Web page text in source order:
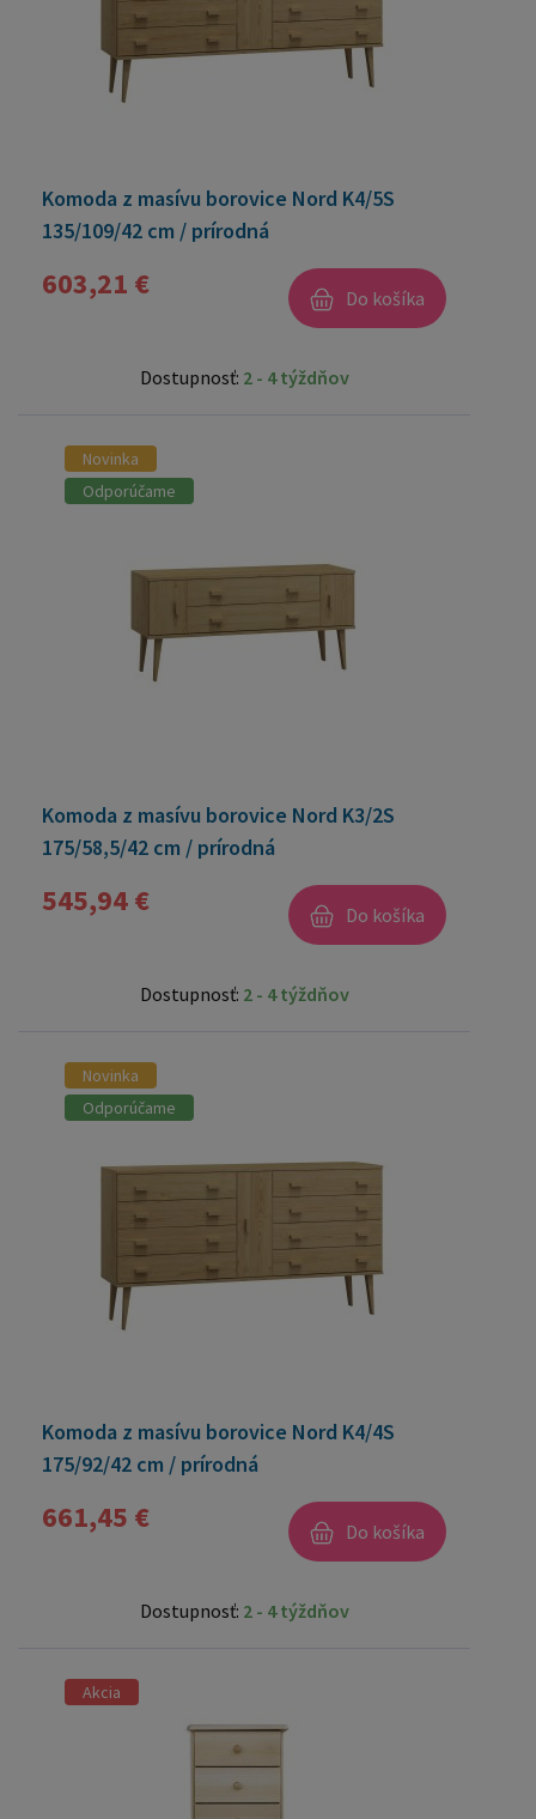
Komoda z masívu borovice Nord K4/5S
135/109/42 cm / prírodná
603,21 € Do košíka
Dostupnosť: 2 - 4 týždňov
Novinka
Odporúčame
Komoda z masívu borovice Nord K3/2S
175/58,5/42 cm / prírodná
545,94 € Do košíka
Dostupnosť: 2 - 4 týždňov
Novinka
Odporúčame
Komoda z masívu borovice Nord K4/4S
175/92/42 cm / prírodná
661,45 € Do košíka
Dostupnosť: 2 - 4 týždňov
Akcia